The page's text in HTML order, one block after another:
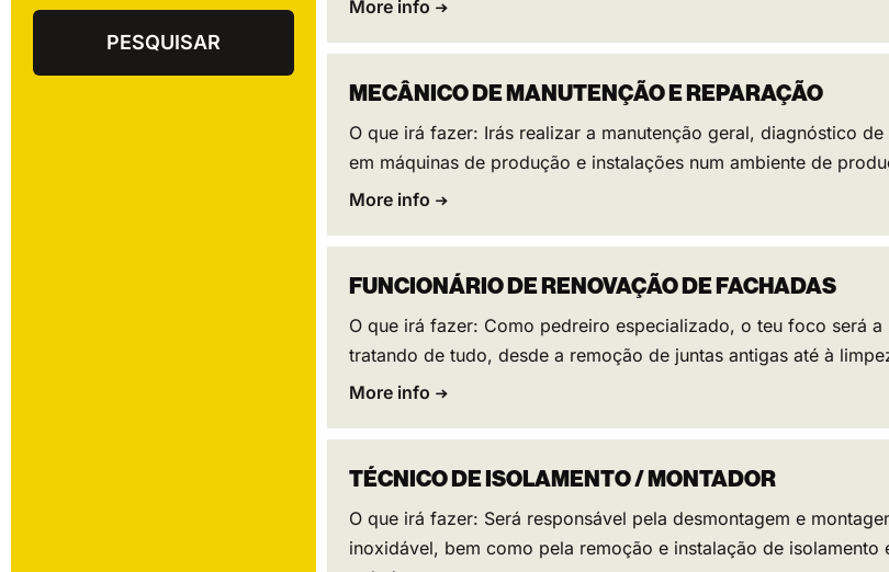
More info
MECÂNICO DE MANUTENÇÃO E REPARAÇÃO
O que irá fazer: Irás realizar a manutenção geral, diagnóstico
em máquinas de produção e instalações num ambiente de
More info
FUNCIONÁRIO DE RENOVAÇÃO DE FACHADAS
O que irá fazer: Como pedreiro especializado, o teu foco será
tratando de tudo, desde a remoção de juntas antigas até à
More info
TÉCNICO DE ISOLAMENTO / MONTADOR
O que irá fazer: Será responsável pela desmontagem e
inoxidável, bem como pela remoção e instalação de isolamento